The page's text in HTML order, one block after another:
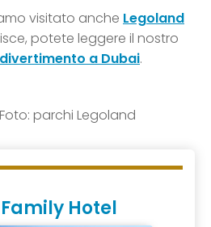
visitato anche Legoland
potete leggere il nostro
a Dubai.
parchi Legoland
Family Hotel